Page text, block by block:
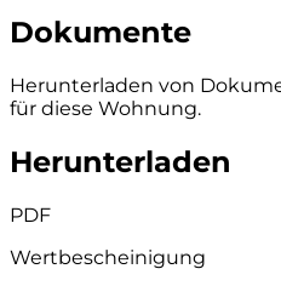
Dokumente
Herunterladen von
für diese Wohnung.
Herunterladen
PDF
Wertbescheinigung